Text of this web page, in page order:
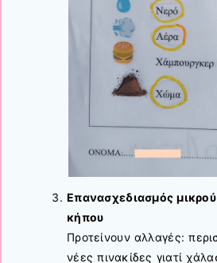
Επανασχεδιασμός
κήπου
Προτείνουν αλλαγές:
νέες πινακίδες γιατί